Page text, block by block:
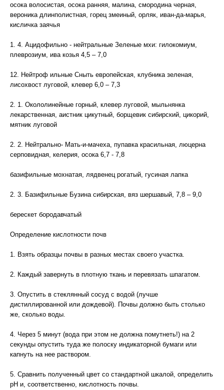
осока волосистая, осока ранняя, малина, смородина черная,
вероника длинполистная, горец змеиный, орляк, иван-да-марья,
кисличка заячья
1. 4. Ацидофильно - нейтральные Зеленые мхи: гилокомиум,
плеврозиум, ива козья 4,5 – 7,0
12. Нейтроф ильные Сныть европейская, клубника зеленая,
лисохвост луговой, клевер 6,0 – 7,3
2. 1. Окололинейные горный, клевер луговой, мыльнянка
лекарственная, аистник цикутный, борщевик сибирский, цикорий,
мятник луговой
2. 2. Нейтрально- Мать-и-мачеха, пупавка красильная, люцерна
серповидная, келерия, осока 6,7 - 7,8
базифильные мохнатая, лядвенец рогатый, гусиная лапка
2. 3. Базифильные Бузина сибирская, вяз шершавый, 7,8 – 9,0
берескет бородавчатый
Определение кислотности почв
1. Взять образцы почвы в разных местах своего участка.
2. Каждый завернуть в плотную ткань и перевязать шпагатом.
3. Опустить в стеклянный сосуд с водой (лучше
дистиллированной или дождевой). Почвы должно быть столько
же, сколько воды.
4. Через 5 минут (вода при этом не должна помутнеть!) на 2
секунды опустить туда же полоску индикаторной бумаги или
капнуть на нее раствором.
5. Сравнить полученный цвет со стандартной шкалой, определить
рН и, соответственно, кислотность почвы.